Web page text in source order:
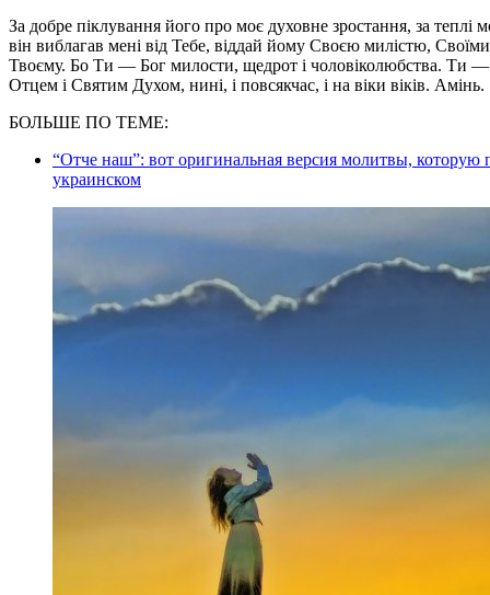
За добре піклування його про моє духовне зростання, за теплі
він виблагав мені від Тебе, віддай йому Своєю милістю,
Твоєму. Бо Ти — Бог милости, щедрот і чоловіколюбства. Ти — і
Отцем і Святим Духом, нині, і повсякчас, і на віки віків. Амінь.
БОЛЬШЕ ПО ТЕМЕ:
“Отче наш”: вот оригинальная версия молитвы,
украинском